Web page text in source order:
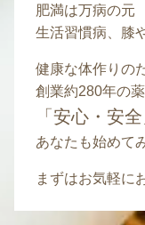
肥満は万病の元
生活習慣病、膝
健康な体作りの
創業約280年の
「安心・安
あなたも始めて
まずはお気軽に